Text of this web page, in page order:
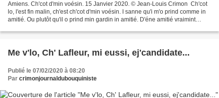
Amiens. Ch'cot d'min voésin. 15 Janvier 2020. © Jean-Louis Crimon Ch'cot
lo, l'est fin malin, ch'est ch'cot d'min voésin. I sanne qu'i m'o prind comme in
amitié. Ou plutôt qu'il o prind min gardin in amitié. D'éne amitié vraimint
Me v'lo, Ch' Lafleur, mi eussi, ej'candidate...
Publié le 07/02/2020 à 08:20
Par crimonjournaldubouquiniste